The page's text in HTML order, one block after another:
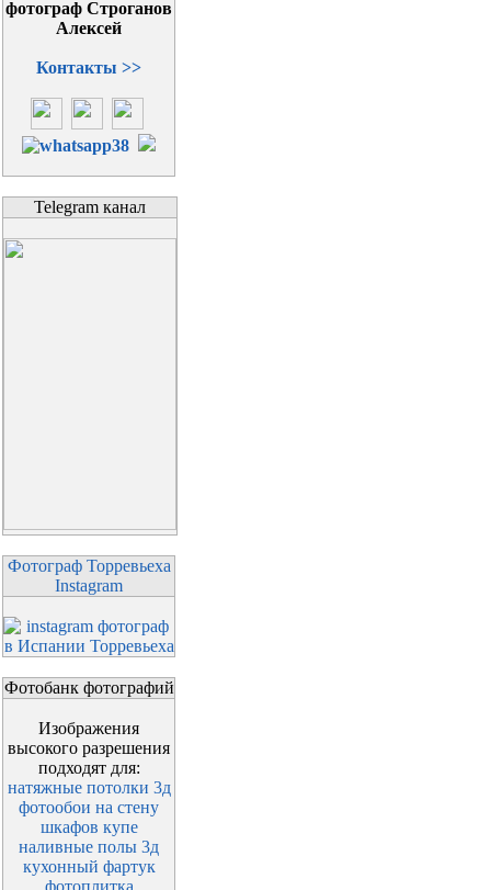
Контакты >>
Telegram канал
Фотограф Торревьеха
Instagram
Фотобанк фотографий
Изображения
высокого разрешения
подходят для:
натяжные потолки 3д
фотообои на стену
шкафов купе
наливные полы 3д
кухонный фартук
фотоплитка